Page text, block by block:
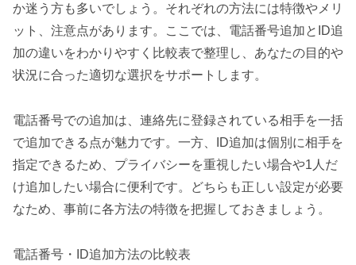
か迷う方も多いでしょう。それぞれの方法には特徴やメリ
ット、注意点があります。ここでは、電話番号追加とID追
加の違いをわかりやすく比較表で整理し、あなたの目的や
状況に合った適切な選択をサポートします。
電話番号での追加は、連絡先に登録されている相手を一括
で追加できる点が魅力です。一方、ID追加は個別に相手を
指定できるため、プライバシーを重視したい場合や1人だ
け追加したい場合に便利です。どちらも正しい設定が必要
なため、事前に各方法の特徴を把握しておきましょう。
電話番号・ID追加方法の比較表